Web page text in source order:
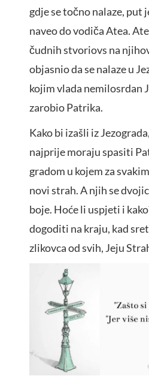
gdje se točno nalaze, put
naveo do vodiča Atea.
čudnih stvoriovs na
objasnio da se nalaze u
kojim vlada nemilosrdan
zarobio Patrika.
Kako bi izašli iz
najprije moraju spasiti
gradom u kojem za
novi strah. A njih se
boje. Hoće li uspjeti i
dogoditi na kraju, kad
zlikovca od svih, Jeju